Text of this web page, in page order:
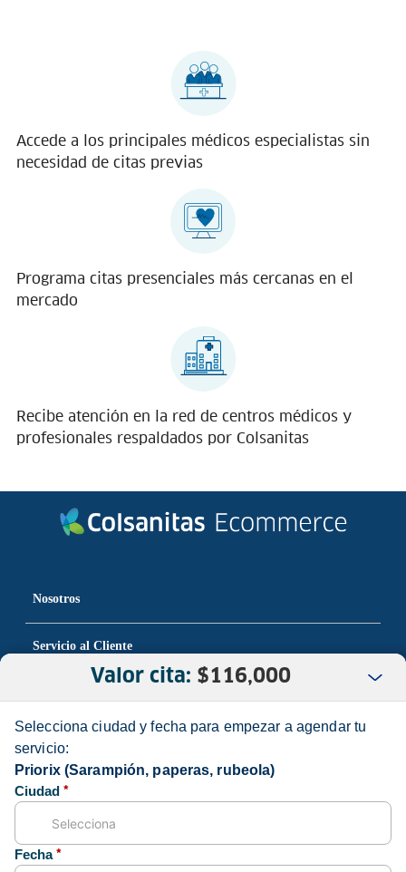
Valor cita: $116,000
Selecciona ciudad y fecha para empezar a agendar tu
servicio:
Priorix (Sarampión, paperas, rubeola)
Ciudad *
Fecha *
Accede a los principales médicos especialistas sin
necesidad de citas previas
Programa citas presenciales más cercanas en el
mercado
Recibe atención en la red de centros médicos y
profesionales respaldados por Colsanitas
Nosotros
Servicio al Cliente
Medios de pago y sitio seguro